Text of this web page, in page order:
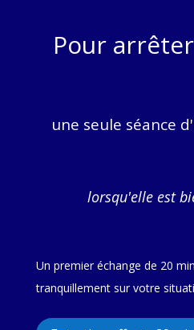
Pour
une seule séance
lorsqu'elle est
Un premier échange de 20
tranquillement sur votre